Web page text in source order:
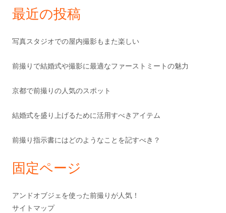
最近の投稿
写真スタジオでの屋内撮影もまた楽しい
前撮りで結婚式や撮影に最適なファーストミートの魅力
京都で前撮りの人気のスポット
結婚式を盛り上げるために活用すべきアイテム
前撮り指示書にはどのようなことを記すべき？
固定ページ
アンドオブジェを使った前撮りが人気！
サイトマップ